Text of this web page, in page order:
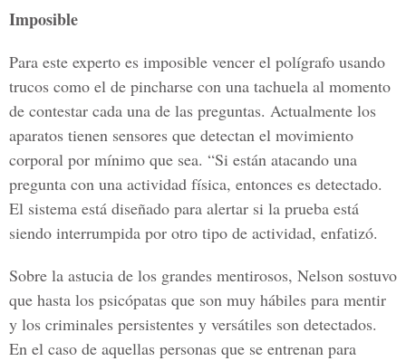
Imposible
Para este experto es imposible vencer el polígrafo usando
trucos como el de pincharse con una tachuela al momento
de contestar cada una de las preguntas. Actualmente los
aparatos tienen sensores que detectan el movimiento
corporal por mínimo que sea. “Si están atacando una
pregunta con una actividad física, entonces es detectado.
El sistema está diseñado para alertar si la prueba está
siendo interrumpida por otro tipo de actividad, enfatizó.
Sobre la astucia de los grandes mentirosos, Nelson sostuvo
que hasta los psicópatas que son muy hábiles para mentir
y los criminales persistentes y versátiles son detectados.
En el caso de aquellas personas que se entrenan para